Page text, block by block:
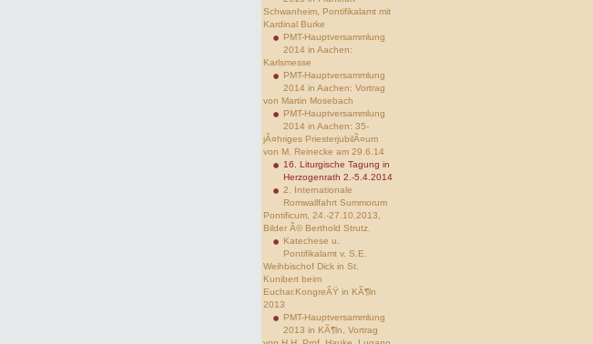
Schwanheim, Pontifikalamt mit
Kardinal Burke
PMT-Hauptversammlung
2014 in Aachen:
Karlsmesse
PMT-Hauptversammlung
2014 in Aachen: Vortrag
von Martin Mosebach
PMT-Hauptversammlung
2014 in Aachen: 35-
jÃ¤hriges PriesterjubilÃ¤um
von M. Reinecke am 29.6.14
16. Liturgische Tagung in
Herzogenrath 2.-5.4.2014
2. Internationale
Romwallfahrt Summorum
Pontificum, 24.-27.10.2013,
Bilder Â© Berthold Strutz.
Katechese u.
Pontifikalamt v. S.E.
Weihbischof Dick in St.
Kunibert beim
Euchar.KongreÃŸ in KÃ¶ln
2013
PMT-Hauptversammlung
2013 in KÃ¶ln, Vortrag